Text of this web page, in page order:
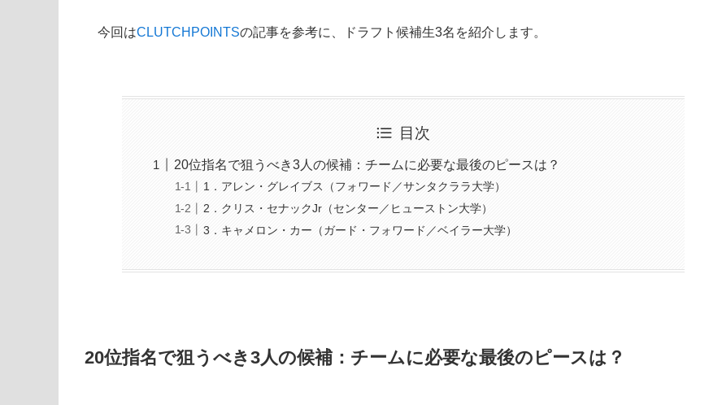
今回はCLUTCHPOINTSの記事を参考に、ドラフト候補生3名を紹介します。
目次
20位指名で狙うべき3人の候補：チームに必要な最後のピースは？
1．アレン・グレイブス（フォワード／サンタクララ大学）
2．クリス・セナックJr（センター／ヒューストン大学）
3．キャメロン・カー（ガード・フォワード／ベイラー大学）
20位指名で狙うべき3人の候補：チームに必要な最後のピースは？